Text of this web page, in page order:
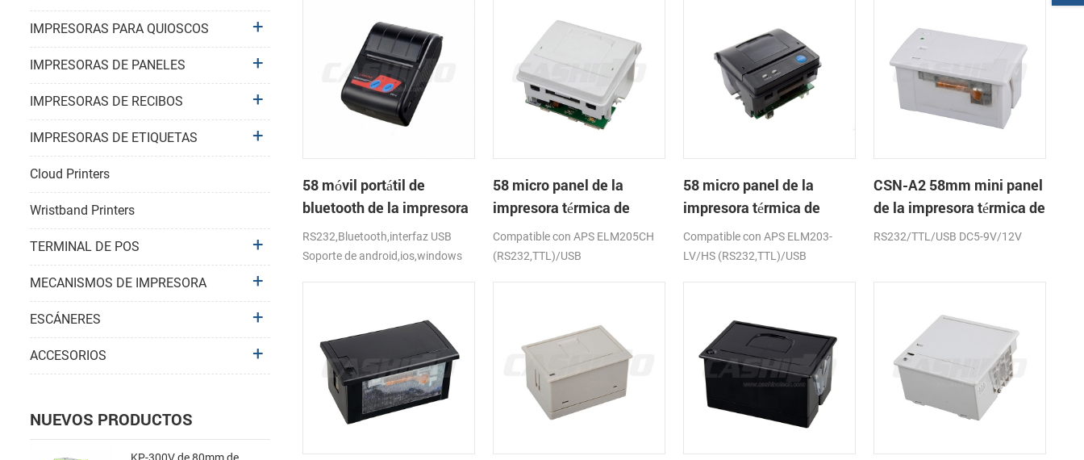
58 móvil portátil de
bluetooth de la impresora
térmica de PTP-II
RS232,Bluetooth,interfaz USB
Soporte de android,ios,windows
58 micro panel de la
impresora térmica de
recibos CSN-A1
Compatible con APS ELM205CH
(RS232,TTL)/USB
58 micro panel de la
impresora térmica de
recibos CSN-A1K
Compatible con APS ELM203-
LV/HS (RS232,TTL)/USB
CSN-A2 58mm mini panel
de la impresora térmica de
recibos
RS232/TTL/USB DC5-9V/12V
IMPRESORAS PARA QUIOSCOS
IMPRESORAS DE PANELES
IMPRESORAS DE RECIBOS
IMPRESORAS DE ETIQUETAS
Cloud Printers
Wristband Printers
TERMINAL DE POS
MECANISMOS DE IMPRESORA
ESCÁNERES
ACCESORIOS
NUEVOS PRODUCTOS